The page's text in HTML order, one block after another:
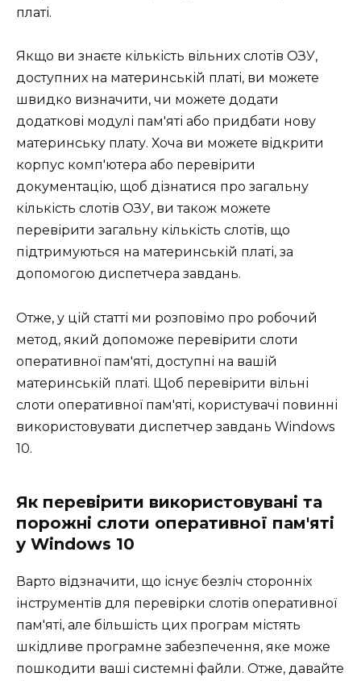
платі.
Якщо ви знаєте кількість вільних слотів ОЗУ,
доступних на материнській платі, ви можете
швидко визначити, чи можете додати
додаткові модулі пам'яті або придбати нову
материнську плату. Хоча ви можете відкрити
корпус комп'ютера або перевірити
документацію, щоб дізнатися про загальну
кількість слотів ОЗУ, ви також можете
перевірити загальну кількість слотів, що
підтримуються на материнській платі, за
допомогою диспетчера завдань.
Отже, у цій статті ми розповімо про робочий
метод, який допоможе перевірити слоти
оперативної пам'яті, доступні на вашій
материнській платі. Щоб перевірити вільні
слоти оперативної пам'яті, користувачі повинні
використовувати диспетчер завдань Windows
10.
Як перевірити використовувані та
порожні слоти оперативної пам'яті
у Windows 10
Варто відзначити, що існує безліч сторонніх
інструментів для перевірки слотів оперативної
пам'яті, але більшість цих програм містять
шкідливе програмне забезпечення, яке може
пошкодити ваші системні файли. Отже, давайте